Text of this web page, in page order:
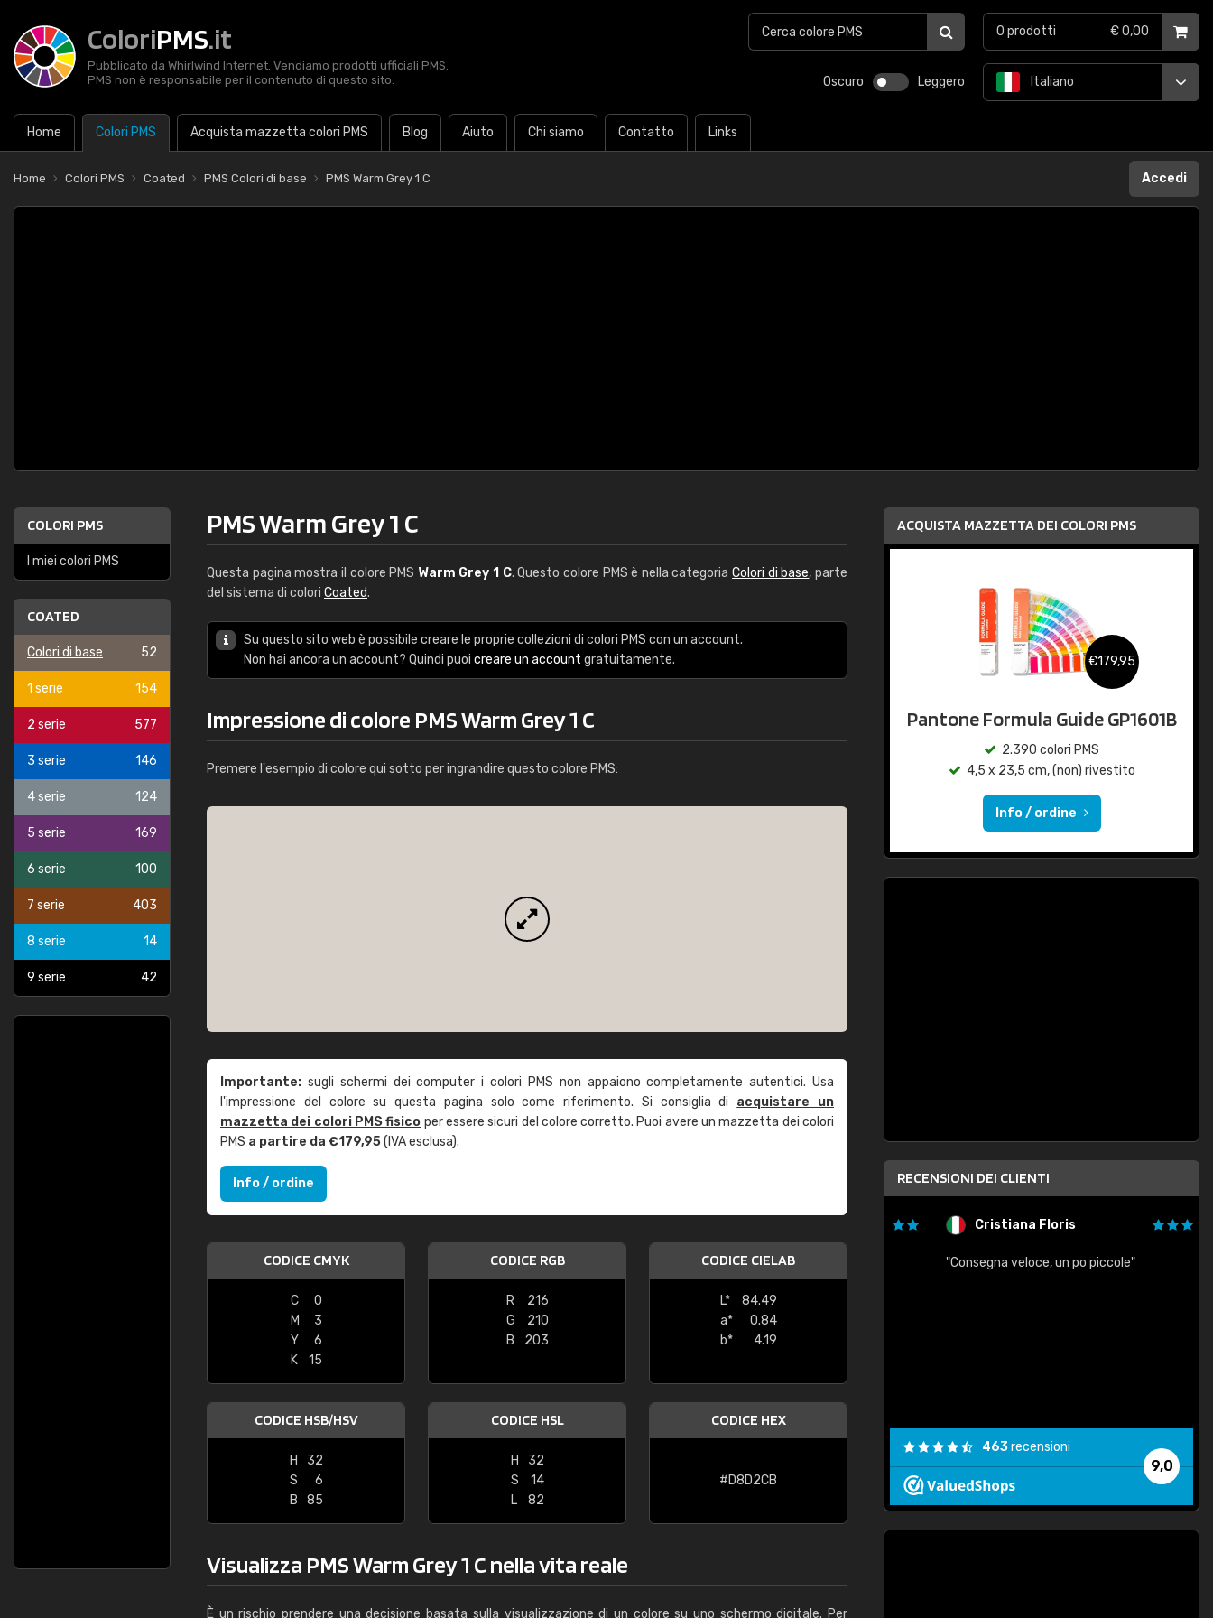
ColoriPMS.it
Pubblicato da Whirlwind Internet. Vendiamo prodotti ufficiali PMS.
PMS non è responsabile per il contenuto di questo sito.
Oscuro Leggero
Home Colori PMS Acquista mazzetta colori PMS Blog Aiuto Chi siamo Contatto Links
Italiano
0 prodotti € 0,00
Home Colori PMS Coated PMS Colori di base PMS Warm Grey 1 C Accedi
COLORI PMS
I miei colori PMS
COATED
Colori di base 52
1 serie 154
2 serie 577
3 serie 146
4 serie 124
5 serie 169
6 serie 100
7 serie 403
8 serie 14
9 serie 42
PMS Warm Grey 1 C
Questa pagina mostra il colore PMS Warm Grey 1 C. Questo colore PMS è nella categoriaColori di base, parte
del sistema di colori Coated.
Su questo sito web è possibile creare le proprie collezioni di colori PMS con un account.
Non hai ancora un account? Quindi puoi creare un account gratuitamente.
Impressione di colore PMS Warm Grey 1 C
Premere l'esempio di colore qui sotto per ingrandire questo colore PMS:
Importante: sugli schermi dei computer i colori PMS non appaiono completamente autentici. Usa
l'impressione del colore su questa pagina solo come riferimento. Si consiglia di acquistare un
mazzetta dei colori PMS fisico per essere sicuri del colore corretto. Puoi avere un mazzetta dei colori
PMS a partire da €179,95(IVA esclusa).
Info / ordine
CODICE CMYK
C
0
M
3
Y
6
K
15
CODICE RGB
R
216
G
210
B
203
CODICE CIELAB
L*
84.49
a*
0.84
b*
4.19
CODICE HSB/HSV
H
32
S
6
B
85
CODICE HSL
H
32
S
14
L
82
CODICE HEX
#D8D2CB
Visualizza PMS Warm Grey 1 C nella vita reale
È un rischio prendere una decisione basata sulla visualizzazione di un colore su uno schermo digitale. Per
ACQUISTA MAZZETTA DEI COLORI PMS
€179,95
Pantone Formula Guide GP1601B
2.390 colori PMS
4,5 x 23,5 cm, (non) rivestito
Info / ordine
RECENSIONI DEI CLIENTI
Cristiana Floris
"Consegna veloce, un po piccole"
9,0
463recensioni